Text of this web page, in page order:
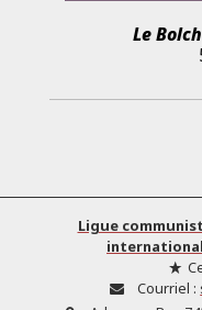
Le
Ligue
Courriel :